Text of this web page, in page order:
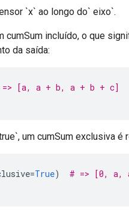
`x` ao longo do` eixo`.
cumSum incluído, o que
da saída:
=> [a, a + b, a + b + c]
um cumSum exclusiva é
=True) # => [0, a,